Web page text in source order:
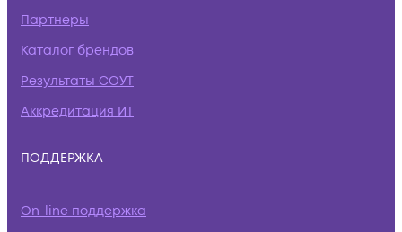
Партнеры
Каталог брендов
Результаты СОУТ
Аккредитация ИТ
ПОДДЕРЖКА
On-line поддержка